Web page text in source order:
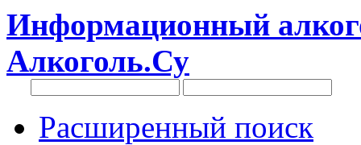
Информационный
Алкоголь.Су
Расширенный поиск